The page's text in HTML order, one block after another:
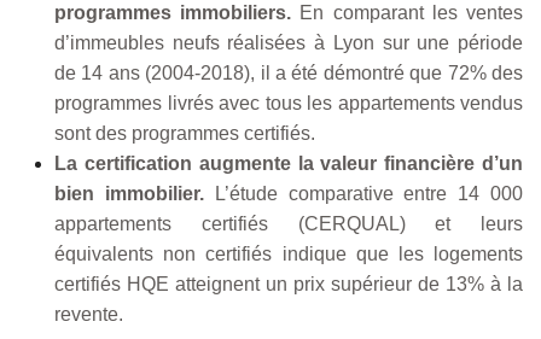
programmes immobiliers. En comparant les ventes
d’immeubles neufs réalisées à Lyon sur une période
de 14 ans (2004-2018), il a été démontré que 72% des
programmes livrés avec tous les appartements vendus
sont des programmes certifiés.
La certification augmente la valeur financière d’un
bien immobilier.L’étude comparative entre 14 000
appartements certifiés (CERQUAL) et leurs
équivalents non certifiés indique que les logements
certifiés HQE atteignent un prix supérieur de 13% à la
revente.